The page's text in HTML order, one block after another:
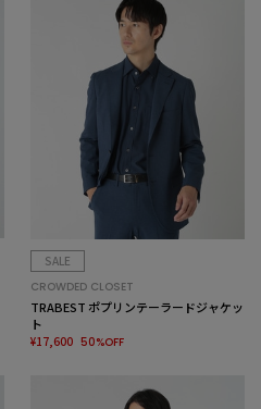
SALE
CROWDED CLOSET
TRABEST ポプリンテーラードジャケッ
ト
¥17,600 50%OFF